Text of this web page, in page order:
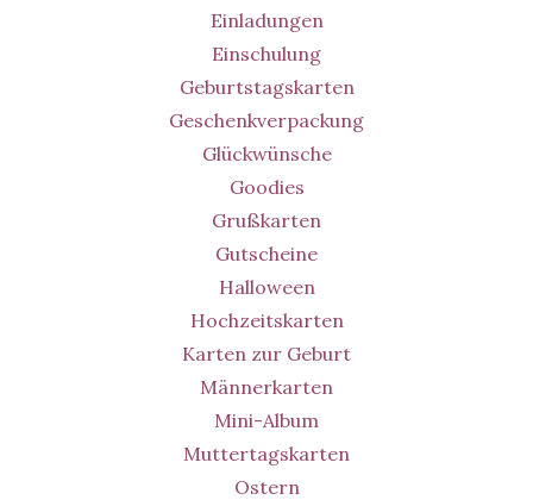
Einladungen
Einschulung
Geburtstagskarten
Geschenkverpackung
Glückwünsche
Goodies
Grußkarten
Gutscheine
Halloween
Hochzeitskarten
Karten zur Geburt
Männerkarten
Mini-Album
Muttertagskarten
Ostern